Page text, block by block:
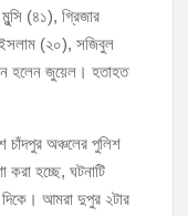
(৪১), গ্রিজার
(২০), সজিবুল
হলেন জুয়েল। হতাহত
চাঁদপুর অঞ্চলের পুলিশ
হচ্ছে, ঘটনাটি
দিকে। আমরা দুপুর ২টার